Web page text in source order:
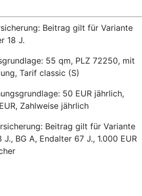
Beitrag gilt für Variante
18 J.
55 qm, PLZ 72250, mit
Tarif classic (S)
50 EUR jährlich,
Zahlweise jährlich
Beitrag gilt für Variante
BG A, Endalter 67 J., 1.000 EUR